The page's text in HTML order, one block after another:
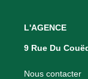
L'AGENCE
9 Rue Du
Nous contacter